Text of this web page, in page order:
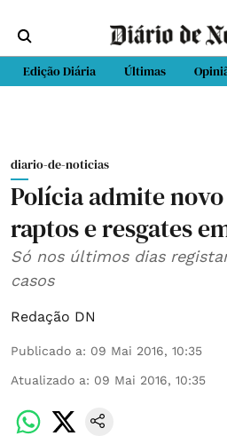
Edição Diária Últimas
diario-de-noticias
Polícia admite
raptos e resgates
Só nos últimos dias
casos
Redação DN
Publicado a: 09 Mai 2016, 10:35
Atualizado a: 09 Mai 2016, 10:35